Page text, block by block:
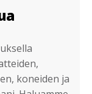
koneiden ja